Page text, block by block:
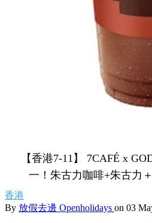
【香港7-11】 7CAFÉ x
一！朱古力咖啡+朱古力
香港
By 放假去邊 Openholidays on 03